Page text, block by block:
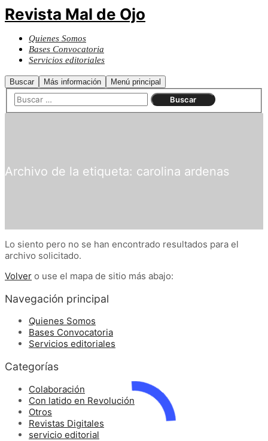
Revista Mal de Ojo
Quienes Somos
Bases Convocatoria
Servicios editoriales
Buscar Más información Menú principal
Archivo de la etiqueta: carolina ardenas
Lo siento pero no se han encontrado resultados para el
archivo solicitado.
Volver o use el mapa de sitio más abajo:
Navegación principal
Quienes Somos
Bases Convocatoria
Servicios editoriales
Categorías
Colaboración
Con latido en Revolución
Otros
Revistas Digitales
servicio editorial